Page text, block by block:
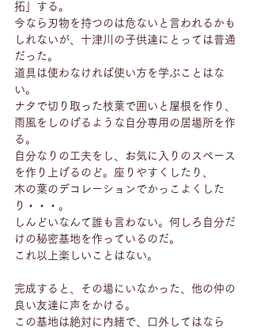
拓」する。
今なら刃物を持つのは危ないと言われるかも
しれないが、十津川の子供達にとっては普通
だった。
道具は使わなければ使い方を学ぶことはな
い。
ナタで切り取った枝葉で囲いと屋根を作り、
雨風をしのげるような自分専用の居場所を作
る。
自分なりの工夫をし、お気に入りのスペース
を作り上げるのど。座りやすくしたり、
木の葉のデコレーションでかっこよくした
り・・・。
しんどいなんて誰も言わない。何しろ自分だ
けの秘密基地を作っているのだ。
これ以上楽しいことはない。
完成すると、その場にいなかった、他の仲の
良い友達に声をかける。
この基地は絶対に内緒で、口外してはなら